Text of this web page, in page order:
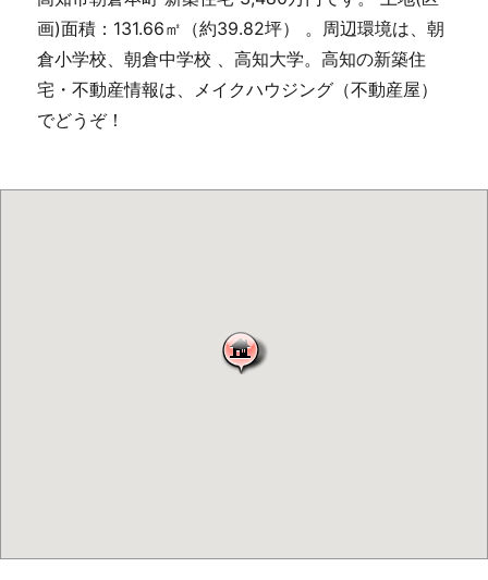
画)面積：131.66㎡（約39.82坪） 。周辺環境は、朝
倉小学校、朝倉中学校 、高知大学。高知の新築住
宅・不動産情報は、メイクハウジング（不動産屋）
でどうぞ！